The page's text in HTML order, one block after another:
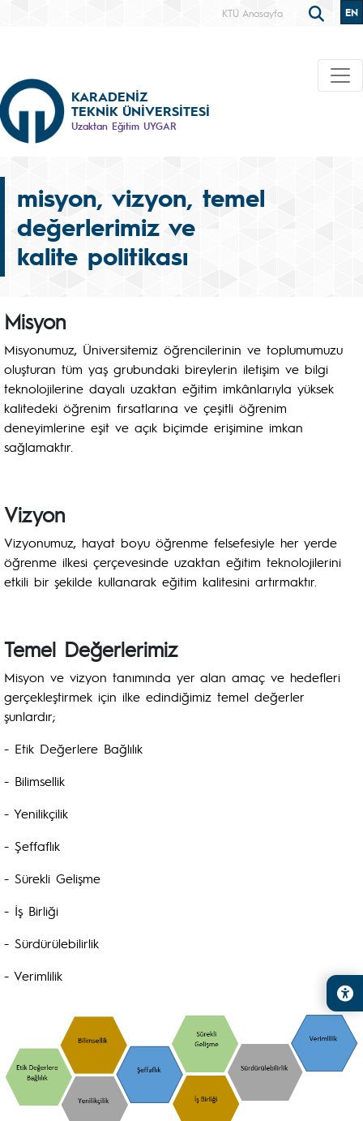
KTÜ Anasayfa EN
KARADENİZ
TEKNİK ÜNİVERSİTESİ
Uzaktan Eğitim UYGAR
misyon, vizyon, temel
değerlerimiz ve
kalite politikası
Misyon
Misyonumuz, Üniversitemiz öğrencilerinin ve toplumumuzu
oluşturan tüm yaş grubundaki bireylerin iletişim ve bilgi
teknolojilerine dayalı uzaktan eğitim imkânlarıyla yüksek
kalitedeki öğrenim fırsatlarına ve çeşitli öğrenim
deneyimlerine eşit ve açık biçimde erişimine imkan
sağlamaktır.
Vizyon
Vizyonumuz, hayat boyu öğrenme felsefesiyle her yerde
öğrenme ilkesi çerçevesinde uzaktan eğitim teknolojilerini
etkili bir şekilde kullanarak eğitim kalitesini artırmaktır.
Temel Değerlerimiz
Misyon ve vizyon tanımında yer alan amaç ve hedefleri
gerçekleştirmek için ilke edindiğimiz temel değerler
şunlardır;
- Etik Değerlere Bağlılık
- Bilimsellik
- Yenilikçilik
- Şeffaflık
- Sürekli Gelişme
- İş Birliği
- Sürdürülebilirlik
- Verimlilik